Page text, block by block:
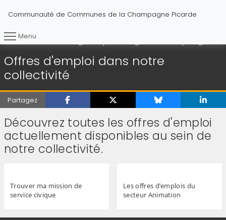
Communauté de Communes de la Champagne Picarde
Menu
Vous êtes ici :
Offres d'emploi dans notre
collectivité
Partagez
Découvrez toutes les offres d'emploi
actuellement disponibles au sein de
notre collectivité.
Trouver ma mission de
service civique
Les offres d’emplois du
secteur Animation